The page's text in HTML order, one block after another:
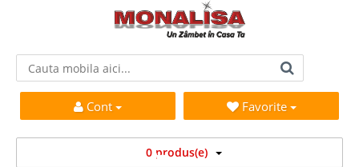
Cont Favorite
0 produs(e)